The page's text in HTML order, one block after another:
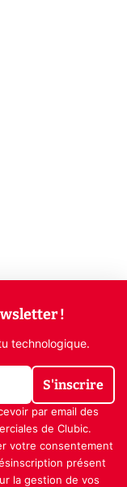
!
technologique.
S'inscrire
par email des
de Clubic.
votre consentement
présent
la gestion de vos